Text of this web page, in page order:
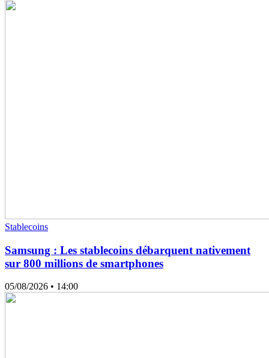
Stablecoins
Samsung : Les stablecoins débarquent nativement
sur 800 millions de smartphones
05/08/2026 • 14:00